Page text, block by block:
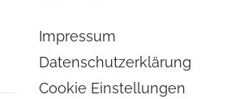
Impressum
Datenschutzerklärung
Cookie Einstellungen